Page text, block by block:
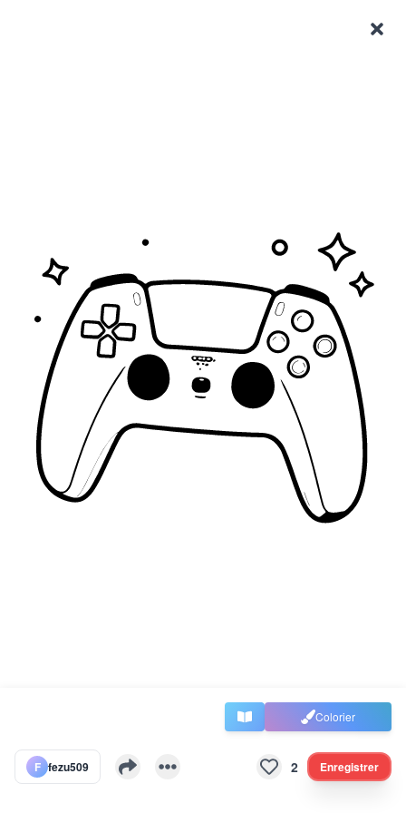
Colorier
F fezu509 2 Enregistrer